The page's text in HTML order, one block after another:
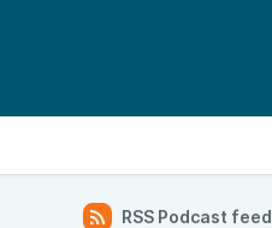
RSS Podcast feed